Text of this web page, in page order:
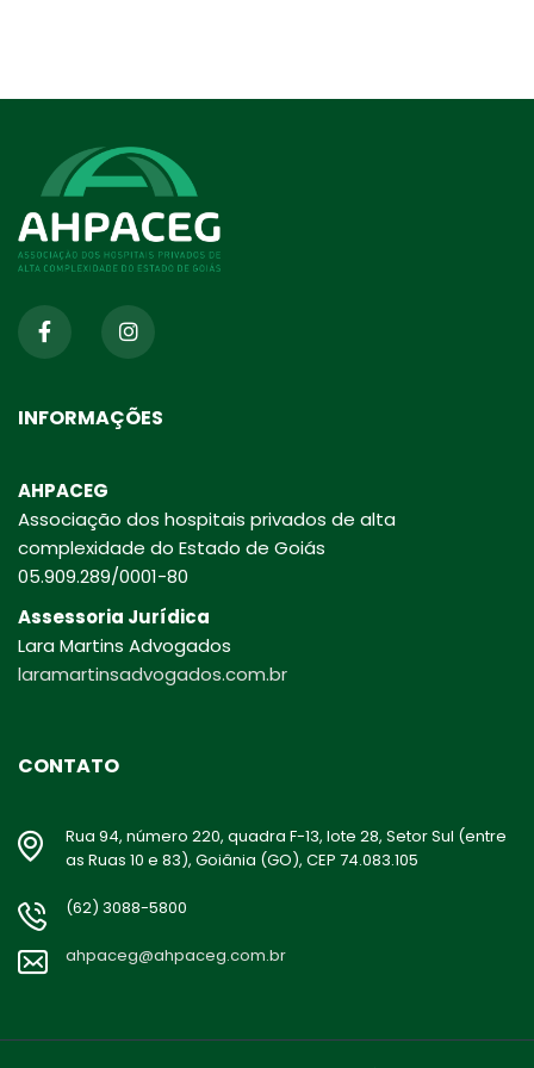
INFORMAÇÕES
AHPACEG
Associação dos hospitais privados de alta
complexidade do Estado de Goiás
05.909.289/0001-80
Assessoria Jurídica
Lara Martins Advogados
laramartinsadvogados.com.br
CONTATO
Rua 94, número 220, quadra F-13, lote 28, Setor Sul (entre
as Ruas 10 e 83), Goiânia (GO), CEP 74.083.105
(62) 3088-5800
ahpaceg@ahpaceg.com.br